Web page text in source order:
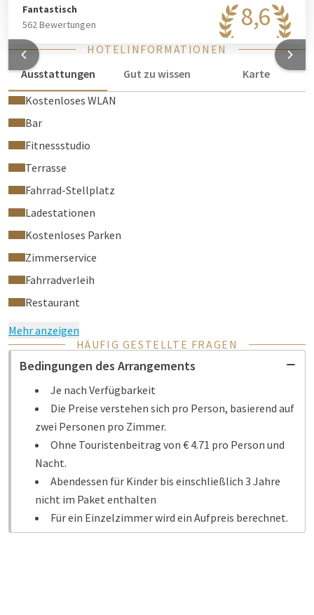
8,6
Fantastisch
562 Bewertungen
HOTELINFORMATIONEN
Ausstattungen
Gut zu wissen
Karte
Kostenloses WLAN
Bar
Fitnessstudio
Terrasse
Fahrrad-Stellplatz
Ladestationen
Kostenloses Parken
Zimmerservice
Fahrradverleih
Restaurant
Mehr anzeigen
HÄUFIG GESTELLTE FRAGEN
Bedingungen des Arrangements
Je nach Verfügbarkeit
Die Preise verstehen sich pro Person, basierend auf
zwei Personen pro Zimmer.
Ohne Touristenbeitrag von € 4.71 pro Person und
Nacht.
Abendessen für Kinder bis einschließlich 3 Jahre
nicht im Paket enthalten
Für ein Einzelzimmer wird ein Aufpreis berechnet.